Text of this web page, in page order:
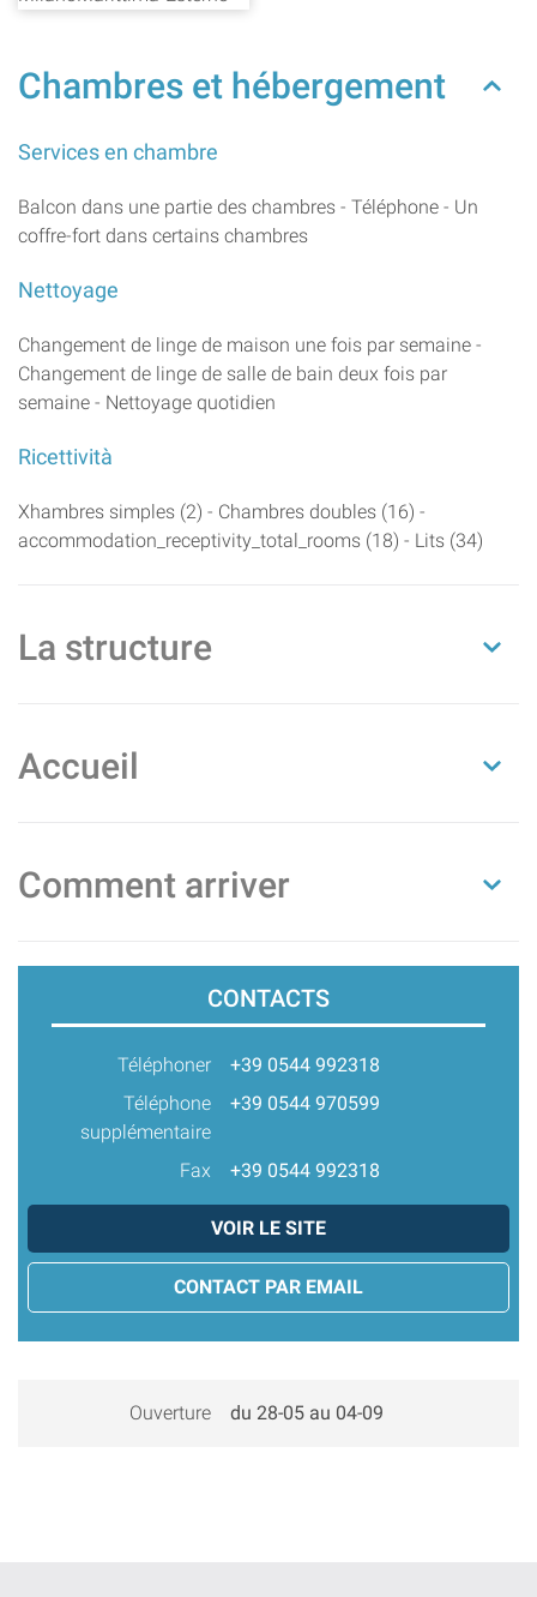
Chambres et hébergement
Services en chambre
Balcon dans une partie des chambres - Téléphone - Un
coffre-fort dans certains chambres
Nettoyage
Changement de linge de maison une fois par semaine -
Changement de linge de salle de bain deux fois par
semaine - Nettoyage quotidien
Ricettività
Xhambres simples (2) - Chambres doubles (16) -
accommodation_receptivity_total_rooms (18) - Lits (34)
La structure
Accueil
Comment arriver
CONTACTS
Téléphoner
+39 0544 992318
Téléphone
supplémentaire
+39 0544 970599
Fax +39 0544 992318
VOIR LE SITE
CONTACT PAR EMAIL
Ouverture du 28-05 au 04-09